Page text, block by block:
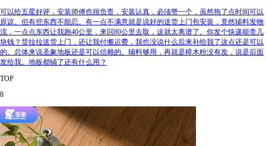
可以给五星好评，安装师傅也很负责，安装认真，必须赞一个，虽然拖了点时间可以
原谅。但有些东西不能忍。有一点不满意就是说好的送货上门包安装，竟然辅料发物
流，一点点东西让我跑40公里，来回80公里去取，这就太离谱了。你发个快递能贵几
块钱？货拉拉送货上门，还让我付搬运费，我也没说什么后来补给我了这点还是可以
的。总体来说圣象地板还是可以信赖的。辅料够用，再就是樟木粉没有发，说是后面
发给我。地板都铺了还有什么用？
TOP
8